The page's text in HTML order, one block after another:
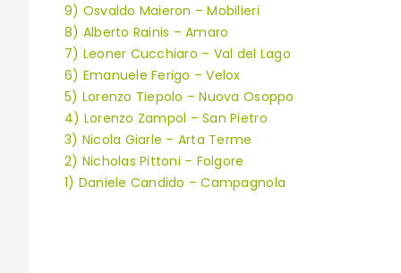
9) Osvaldo Maieron – Mobilieri
8) Alberto Rainis – Amaro
7) Leoner Cucchiaro – Val del Lago
6) Emanuele Ferigo – Velox
5) Lorenzo Tiepolo – Nuova Osoppo
4) Lorenzo Zampol – San Pietro
3) Nicola Giarle – Arta Terme
2) Nicholas Pittoni – Folgore
1) Daniele Candido – Campagnola